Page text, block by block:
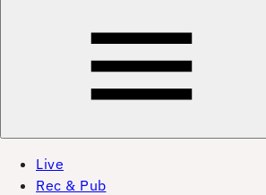
Live
Rec & Pub